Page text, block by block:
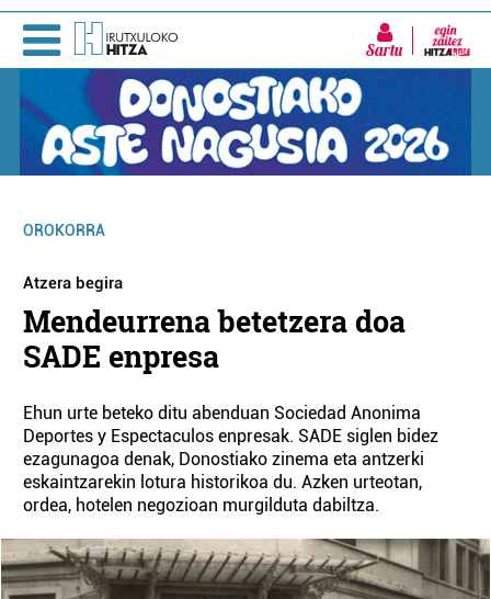
Sartu
OROKORRA
Atzera begira
Mendeurrena betetzera doa
SADE enpresa
Ehun urte beteko ditu abenduan Sociedad Anonima
Deportes y Espectaculos enpresak. SADE siglen bidez
ezagunagoa denak, Donostiako zinema eta antzerki
eskaintzarekin lotura historikoa du. Azken urteotan,
ordea, hotelen negozioan murgilduta dabiltza.